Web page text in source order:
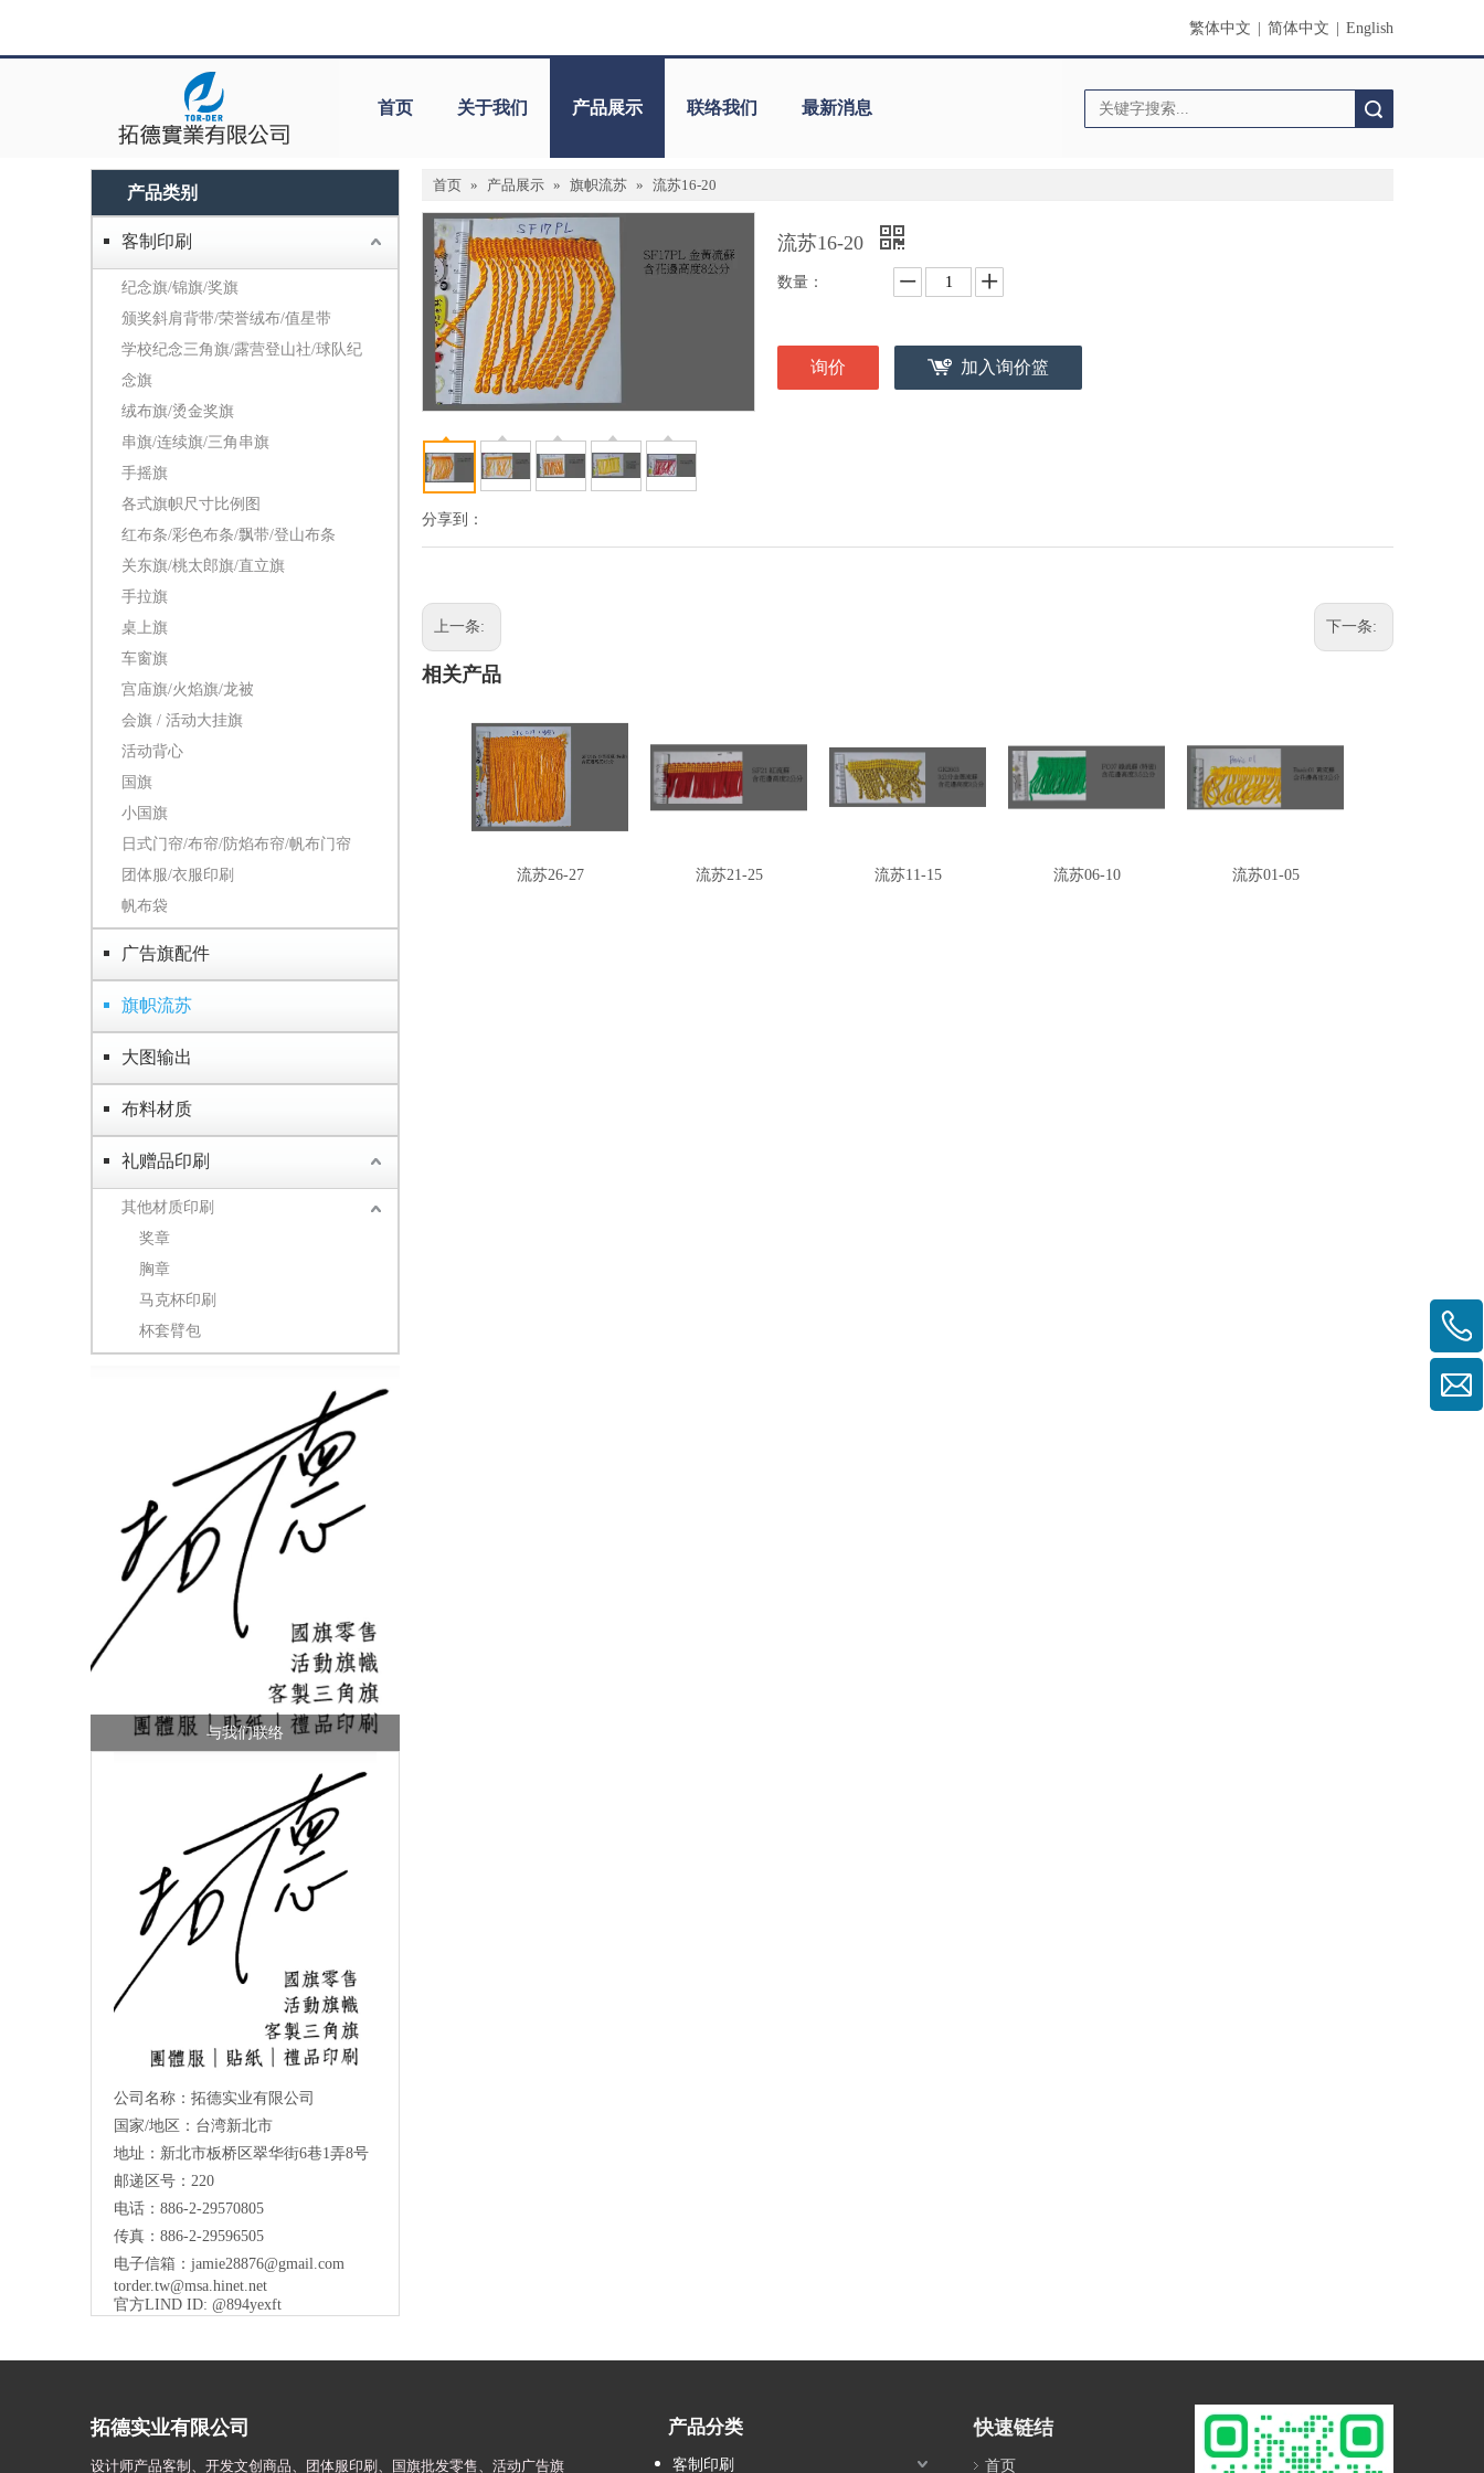
繁体中文 简体中文 English
首页 关于我们 产品展示 联络我们 最新消息
产品类别
客制印刷
纪念旗/锦旗/奖旗
颁奖斜肩背带/荣誉绒布/值星带
学校纪念三角旗/露营登山社/球队纪
念旗
绒布旗/烫金奖旗
串旗/连续旗/三角串旗
手摇旗
各式旗帜尺寸比例图
红布条/彩色布条/飘带/登山布条
关东旗/桃太郎旗/直立旗
手拉旗
桌上旗
车窗旗
宫庙旗/火焰旗/龙被
会旗 / 活动大挂旗
活动背心
国旗
小国旗
日式门帘/布帘/防焰布帘/帆布门帘
团体服/衣服印刷
帆布袋
广告旗配件
旗帜流苏
大图输出
布料材质
礼赠品印刷
其他材质印刷
奖章
胸章
马克杯印刷
杯套臂包
与我们联络
公司名称：拓德实业有限公司
国家/地区：台湾新北市
地址：新北市板桥区翠华街6巷1弄8号
邮递区号：220
电话：886-2-29570805
传真：886-2-29596505
电子信箱： jamie28876@gmail.com
torder.tw@msa.hinet.net
官方LIND ID: @894yexft
首页 » 产品展示 » 旗帜流苏 » 流苏16-20
分享到：
流苏16-20
数量：
询价 加入询价篮
上一条: 下一条:
相关产品
流苏26-27 流苏21-25 流苏11-15 流苏06-10 流苏01-05
拓德实业有限公司
设计师产品客制、开发文创商品、团体服印刷、 国旗批发零售、活动广告旗
产品分类
客制印刷
快速链结
首页